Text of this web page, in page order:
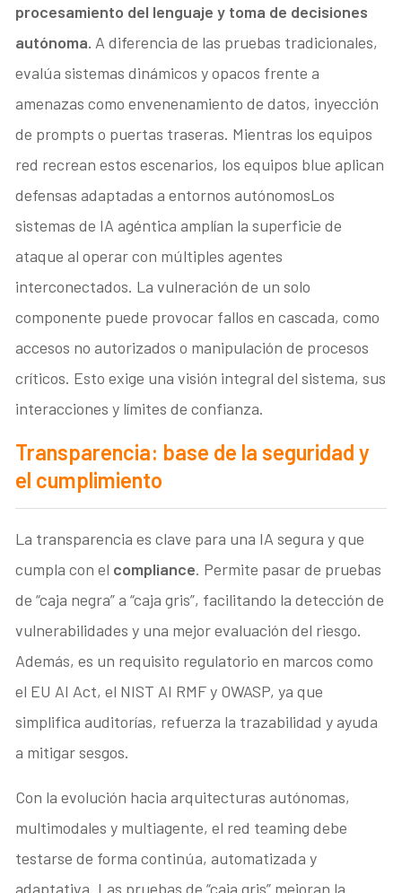
procesamiento del lenguaje y toma de decisiones
autónoma. A diferencia de las pruebas tradicionales,
evalúa sistemas dinámicos y opacos frente a
amenazas como envenenamiento de datos, inyección
de prompts o puertas traseras. Mientras los equipos
red recrean estos escenarios, los equipos blue aplican
defensas adaptadas a entornos autónomosLos
sistemas de IA agéntica amplían la superficie de
ataque al operar con múltiples agentes
interconectados. La vulneración de un solo
componente puede provocar fallos en cascada, como
accesos no autorizados o manipulación de procesos
críticos. Esto exige una visión integral del sistema, sus
interacciones y límites de confianza.
Transparencia: base de la seguridad y
el cumplimiento
La transparencia es clave para una IA segura y que
cumpla con el compliance. Permite pasar de pruebas
de “caja negra” a “caja gris”, facilitando la detección de
vulnerabilidades y una mejor evaluación del riesgo.
Además, es un requisito regulatorio en marcos como
el EU AI Act, el NIST AI RMF y OWASP, ya que
simplifica auditorías, refuerza la trazabilidad y ayuda
a mitigar sesgos.
Con la evolución hacia arquitecturas autónomas,
multimodales y multiagente, el red teaming debe
testarse de forma continúa, automatizada y
adaptativa. Las pruebas de “caja gris” mejoran la